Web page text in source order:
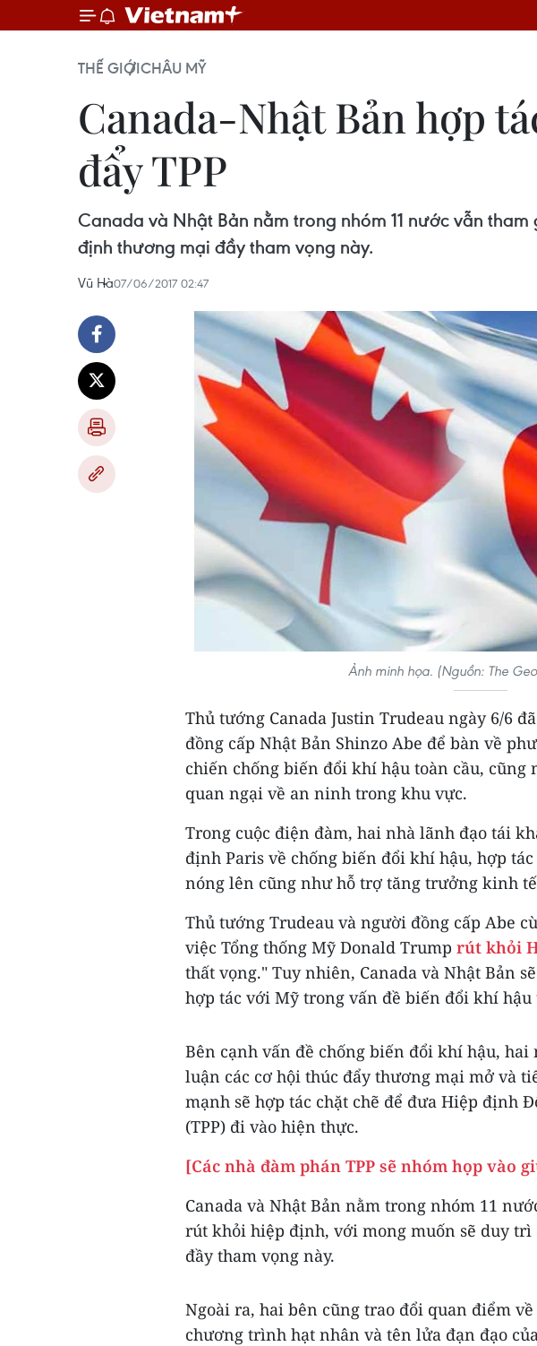
THẾ GIỚICHÂU MỸ
Canada-Nhật Bản hợp
đẩy TPP
Canada và Nhật Bản nằm trong nhóm 11 nước vẫn
định thương mại đầy tham vọng này.
Vũ Hà07/06/2017 02:47
Ảnh minh họa. (Nguồn: The
Thủ tướng Canada Justin Trudeau ngày 6/6
đồng cấp Nhật Bản Shinzo Abe để bàn về
chiến chống biến đổi khí hậu toàn cầu, cũng
quan ngại về an ninh trong khu vực.
Trong cuộc điện đàm, hai nhà lãnh đạo tái
định Paris về chống biến đổi khí hậu, hợp
nóng lên cũng như hỗ trợ tăng trưởng kinh
Thủ tướng Trudeau và người đồng cấp Abe
việc Tổng thống Mỹ Donald Trump rút khỏi
thất vọng." Tuy nhiên, Canada và Nhật Bản
hợp tác với Mỹ trong vấn đề biến đổi khí hậu
Bên cạnh vấn đề chống biến đổi khí hậu, hai
luận các cơ hội thúc đẩy thương mại mở và
mạnh sẽ hợp tác chặt chẽ để đưa Hiệp định
(TPP) đi vào hiện thực.
[Các nhà đàm phán TPP sẽ nhóm họp vào
Canada và Nhật Bản nằm trong nhóm 11
rút khỏi hiệp định, với mong muốn sẽ duy
đầy tham vọng này.
Ngoài ra, hai bên cũng trao đổi quan điểm
chương trình hạt nhân và tên lửa đạn đạo